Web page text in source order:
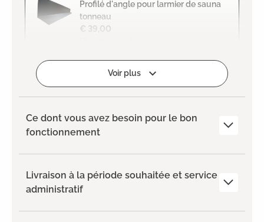
Profilé d'angle pour larmier de sauna
tonneau
€ 39,00
Voir plus
Ce dont vous avez besoin pour le bon
fonctionnement
Livraison à la période souhaitée et service
administratif